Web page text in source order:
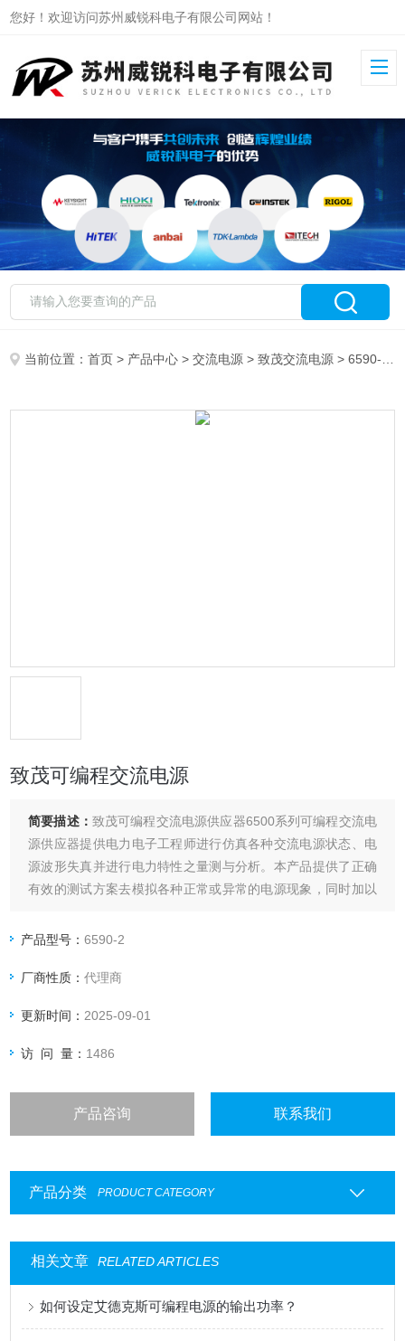
您好！欢迎访问苏州威锐科电子有限公司网站！
当前位置：首页 > 产品中心 >交流电源 >致茂交流电源 > 6590-2致茂可编程交流电源
致茂可编程交流电源
简要描述： 致茂可编程交流电源供应器6500系列可编程交流电
源供应器提供电力电子工程师进行仿真各种交流电源状态、电
源波形失真并进行电力特性之量测与分析。本产品提供了正确
有效的测试方案去模拟各种正常或异常的电源现象，同时加以
性分析、生产测试、品保检验或自动化系统整合运用。
产品型号：6590-2
厂商性质：代理商
更新时间： 2025-09-01
访 问 量： 1486
产品咨询 联系我们
产品分类 PRODUCT CATEGORY
相关文章 RELATED ARTICLES
如何设定艾德克斯可编程电源的输出功率？